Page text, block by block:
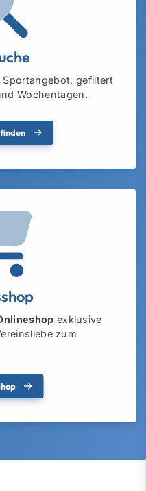
Sportangebot, gefiltert
Wochentagen.
exklusive
zum